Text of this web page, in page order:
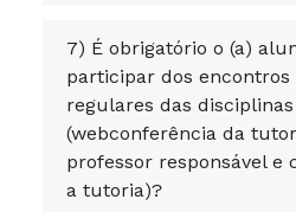
7) É obrigatório o (a)
participar dos encontros
regulares das disciplinas
(webconferência da
professor responsável e
a tutoria)?